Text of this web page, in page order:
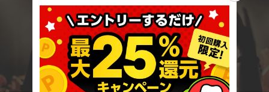
公演登録依頼
不正転売禁止法について
チケットジャムの取り組み
今すぐアプリを無料でダウンロード！
エンタメに関わる全ての人のための安心チケッ
ト売買アプリ